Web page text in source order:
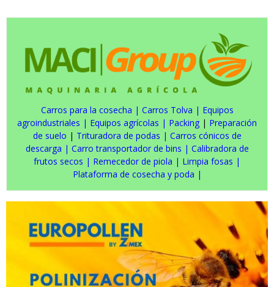
Carros para la cosecha | Carros Tolva | Equipos
agroindustriales | Equipos agrícolas | Packing | Preparación
de suelo | Trituradora de podas | Carros cónicos de
descarga | Carro transportador de bins | Calibradora de
frutos secos | Remecedor de piola | Limpia fosas |
Plataforma de cosecha y poda |